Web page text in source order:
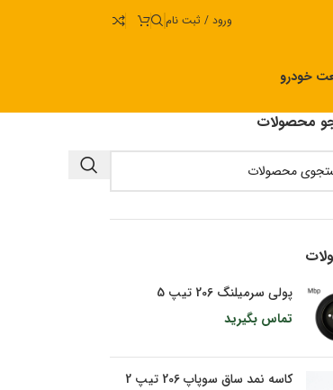
ورود / ثبت نام
خودرو
محصولات
پولی سرمیلنگ 206 تیپ 5
تماس بگیرید
کاسه نمد ساق سوپاپ 206 تیپ 2